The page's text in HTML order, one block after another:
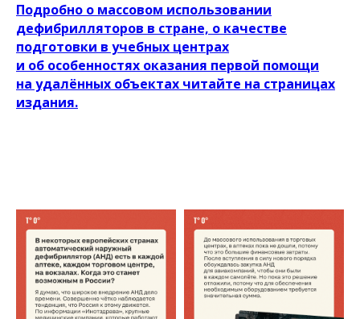
Подробно о массовом использовании
дефибрилляторов в стране, о качестве
подготовки в учебных центрах
и об особенностях оказания первой помощи
на удалённых объектах читайте на страницах
издания.